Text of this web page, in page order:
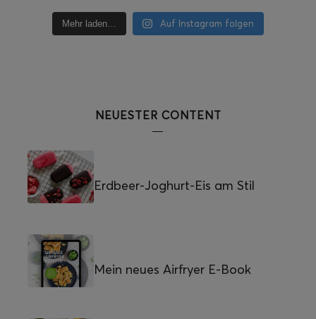
Mehr laden… Auf Instagram folgen
NEUESTER CONTENT
Erdbeer-Joghurt-Eis am Stil
Mein neues Airfryer E-Book